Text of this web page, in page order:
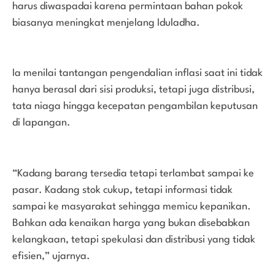
harus diwaspadai karena permintaan bahan pokok
biasanya meningkat menjelang Iduladha.
Ia menilai tantangan pengendalian inflasi saat ini tidak
hanya berasal dari sisi produksi, tetapi juga distribusi,
tata niaga hingga kecepatan pengambilan keputusan
di lapangan.
“Kadang barang tersedia tetapi terlambat sampai ke
pasar. Kadang stok cukup, tetapi informasi tidak
sampai ke masyarakat sehingga memicu kepanikan.
Bahkan ada kenaikan harga yang bukan disebabkan
kelangkaan, tetapi spekulasi dan distribusi yang tidak
efisien,” ujarnya.